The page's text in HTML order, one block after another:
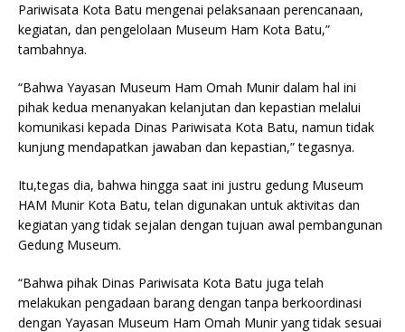
Pariwisata Kota Batu mengenai pelaksanaan perencanaan,
kegiatan, dan pengelolaan Museum Ham Kota Batu,”
tambahnya.
“Bahwa Yayasan Museum Ham Omah Munir dalam hal ini
pihak kedua menanyakan kelanjutan dan kepastian melalui
komunikasi kepada Dinas Pariwisata Kota Batu, namun tidak
kunjung mendapatkan jawaban dan kepastian,” tegasnya.
Itu,tegas dia, bahwa hingga saat ini justru gedung Museum
HAM Munir Kota Batu, telan digunakan untuk aktivitas dan
kegiatan yang tidak sejalan dengan tujuan awal pembangunan
Gedung Museum.
“Bahwa pihak Dinas Pariwisata Kota Batu juga telah
melakukan pengadaan barang dengan tanpa berkoordinasi
dengan Yayasan Museum Ham Omah Munir yang tidak sesuai